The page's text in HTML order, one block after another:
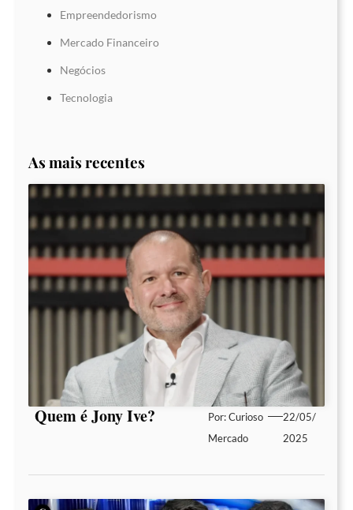
Empreendedorismo
Mercado Financeiro
Negócios
Tecnologia
As mais recentes
Quem é Jony Ive? Por:Curioso
Mercado
22/05/
2025